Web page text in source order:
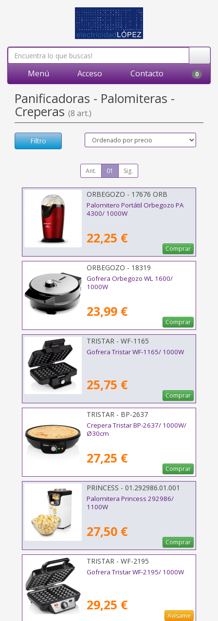
Menú Acceso Contacto 0
Panificadoras - Palomiteras -
Creperas (8 art.)
Filtro
Ant. 01 Sig.
ORBEGOZO - 17676 ORB
Palomitero Portátil Orbegozo PA
4300/ 1000W
22,25 €
Comprar
ORBEGOZO - 18319
Gofrera Orbegozo WL 1600/
1000W
23,99 €
Comprar
TRISTAR - WF-1165
Gofrera Tristar WF-1165/ 1000W
25,75 €
Comprar
TRISTAR - BP-2637
Crepera Tristar BP-2637/ 1000W/
Ø30cm
27,25 €
Comprar
PRINCESS - 01.292986.01.001
Palomitera Princess 292986/
1100W
27,50 €
Comprar
TRISTAR - WF-2195
Gofrera Tristar WF-2195/ 1000W
29,25 €
Avísame